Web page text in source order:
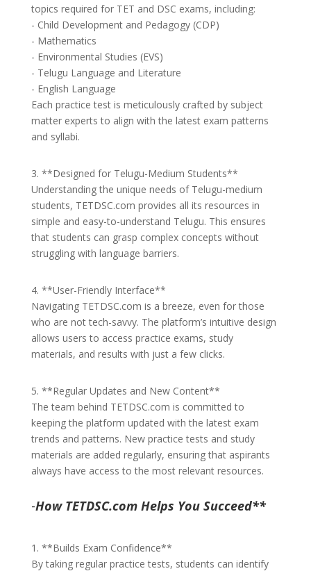
topics required for TET and DSC exams, including:
- Child Development and Pedagogy (CDP)
- Mathematics
- Environmental Studies (EVS)
- Telugu Language and Literature
- English Language
Each practice test is meticulously crafted by subject
matter experts to align with the latest exam patterns
and syllabi.
3. **Designed for Telugu-Medium Students**
Understanding the unique needs of Telugu-medium
students, TETDSC.com provides all its resources in
simple and easy-to-understand Telugu. This ensures
that students can grasp complex concepts without
struggling with language barriers.
4. **User-Friendly Interface**
Navigating TETDSC.com is a breeze, even for those
who are not tech-savvy. The platform’s intuitive design
allows users to access practice exams, study
materials, and results with just a few clicks.
5. **Regular Updates and New Content**
The team behind TETDSC.com is committed to
keeping the platform updated with the latest exam
trends and patterns. New practice tests and study
materials are added regularly, ensuring that aspirants
always have access to the most relevant resources.
-How TETDSC.com Helps You Succeed**
1. **Builds Exam Confidence**
By taking regular practice tests, students can identify